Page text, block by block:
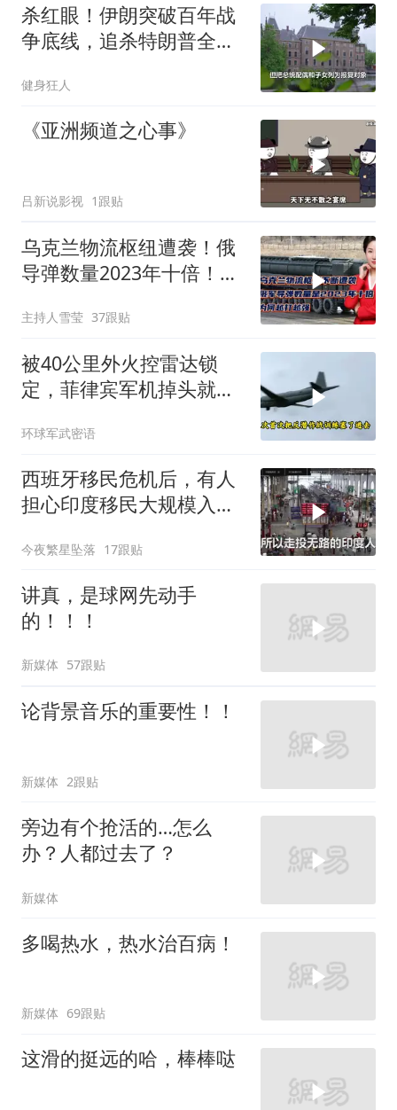
杀红眼！伊朗突破百年战
争底线，追杀特朗普全
健身狂人
《亚洲频道之心事》
吕新说影视 1跟贴
乌克兰物流枢纽遭袭！俄
导弹数量2023年十倍！为
主持人雪莹 37跟贴
被40公里外火控雷达锁
定，菲律宾军机掉头就
场
环球军武密语
西班牙移民危机后，有人
担心印度移民大规模入侵
今夜繁星坠落 17跟贴
讲真，是球网先动手
的！！！
新媒体 57跟贴
论背景音乐的重要性！！
新媒体 2跟贴
旁边有个抢活的…怎么
办？人都过去了？
新媒体
多喝热水，热水治百病！
新媒体 69跟贴
这滑的挺远的哈，棒棒哒